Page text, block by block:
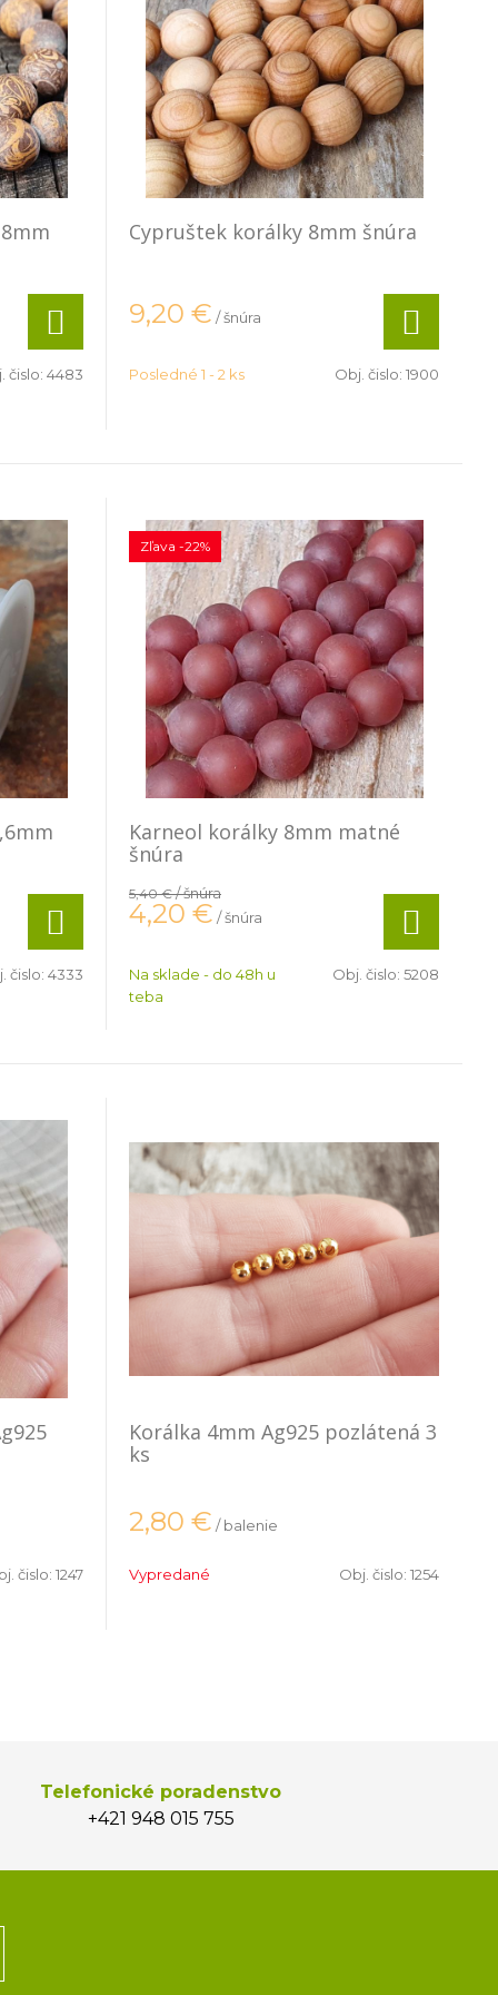
čislo: 4483
Cypruštek korálky 8mm šnúra
9,20 € / šnúra
Posledné 1 - 2 ks Obj. čislo: 1900
čislo: 4333
Karneol korálky 8mm matné
šnúra
Zľava -22%
5,40 €/ šnúra
4,20 € / šnúra
Na sklade - do 48h u
teba
Obj. čislo: 5208
čislo: 1247
Korálka 4mm Ag925 pozlátená 3
ks
2,80 € / balenie
Vypredané Obj. čislo: 1254
Telefonické poradenstvo
+421 948 015 755